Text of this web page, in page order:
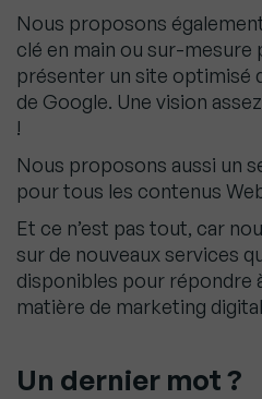
Nous proposons
clé en main ou sur-
présenter un site optimisé
de Google. Une vision
!
Nous proposons aussi un
pour tous les contenus
Et ce n’est pas tout, car
sur de nouveaux services
disponibles pour répondre
matière de marketing
Un dernier mot ?